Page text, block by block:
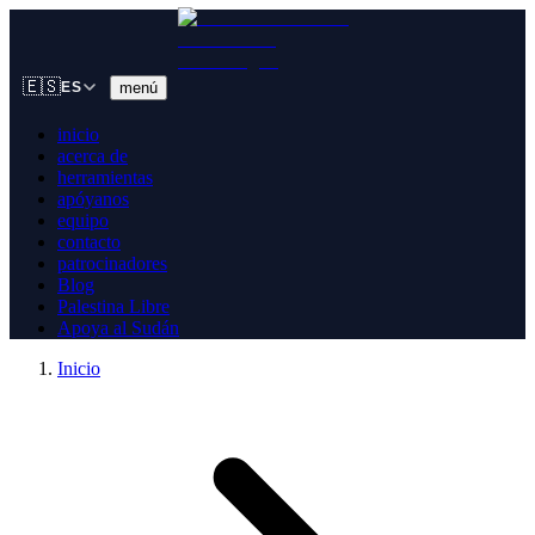
🇪🇸ES menú
inicio
acerca de
herramientas
apóyanos
equipo
contacto
patrocinadores
Blog
Palestina Libre
Apoya al Sudán
Inicio